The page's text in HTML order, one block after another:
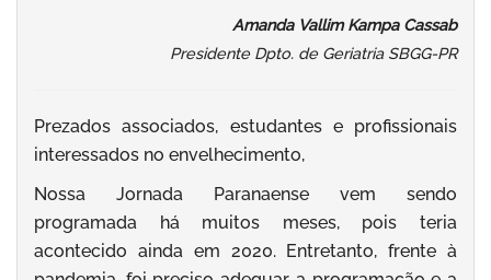
Amanda Vallim Kampa Cassab
Presidente Dpto. de Geriatria SBGG-PR
Prezados associados, estudantes e profissionais
interessados no envelhecimento,
Nossa Jornada Paranaense vem sendo
programada há muitos meses, pois teria
acontecido ainda em 2020. Entretanto, frente à